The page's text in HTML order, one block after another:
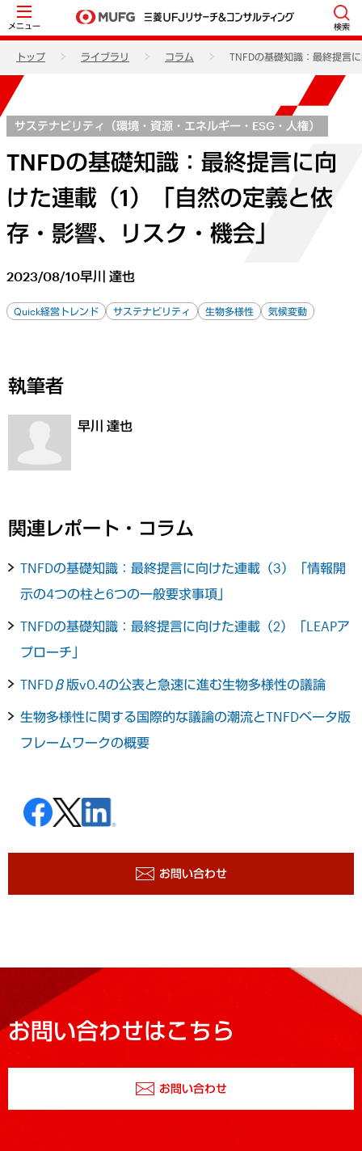
メニュー 検索
トップ ライブラリ コラム TNFDの基礎知識：最終提言
サステナビリティ（環境・資源・エネルギー・ESG・人権）
TNFDの基礎知識：最終提言に向
けた連載（1）「自然の定義と依
存・影響、リスク・機会」
2023/08/10早川 達也
Quick経営トレンド サステナビリティ 生物多様性 気候変動
執筆者
早川 達也
関連レポート・コラム
TNFDの基礎知識：最終提言に向けた連載（3）「情報開
示の4つの柱と6つの一般要求事項」
TNFDの基礎知識：最終提言に向けた連載（2）「LEAPア
プローチ」
TNFDβ版v0.4の公表と急速に進む生物多様性の議論
生物多様性に関する国際的な議論の潮流とTNFDベータ版
フレームワークの概要
お問い合わせ
お問い合わせはこちら
お問い合わせ